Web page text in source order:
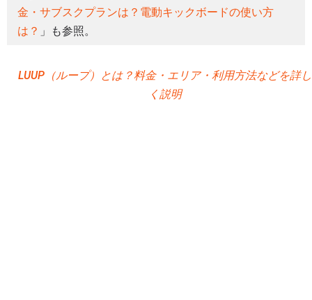
金・サブスクプランは？電動キックボードの使い方
は？ 」も参照。
LUUP（ループ）とは？料金・エリア・利用方法などを詳し
く説明